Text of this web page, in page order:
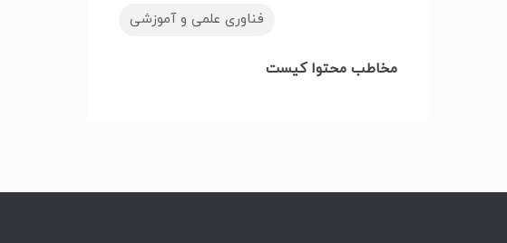
فناوری علمی و آموزشی
مخاطب محتوا کیست